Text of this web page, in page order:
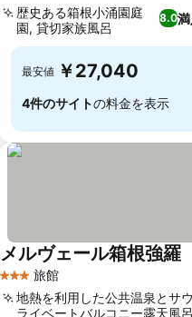
8.0満
歴史ある箱根小涌園庭
園, 貸切家族風呂
最安値 ￥27,040
4件のサイトの料金を表示
3 ホテルのランク
旅館
メルヴェール箱根強羅
地熱を利用した公共温泉とサ
ライベートバルコニー露天風呂